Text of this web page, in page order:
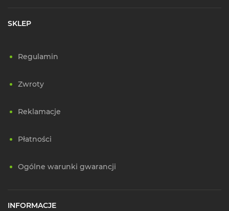
SKLEP
Regulamin
Zwroty
Reklamacje
Płatności
Ogólne warunki gwarancji
INFORMACJE